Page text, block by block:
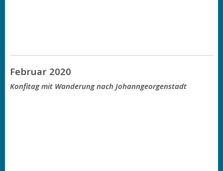
Februar 2020
Konfitag mit Wanderung nach Johanngeorgenstadt